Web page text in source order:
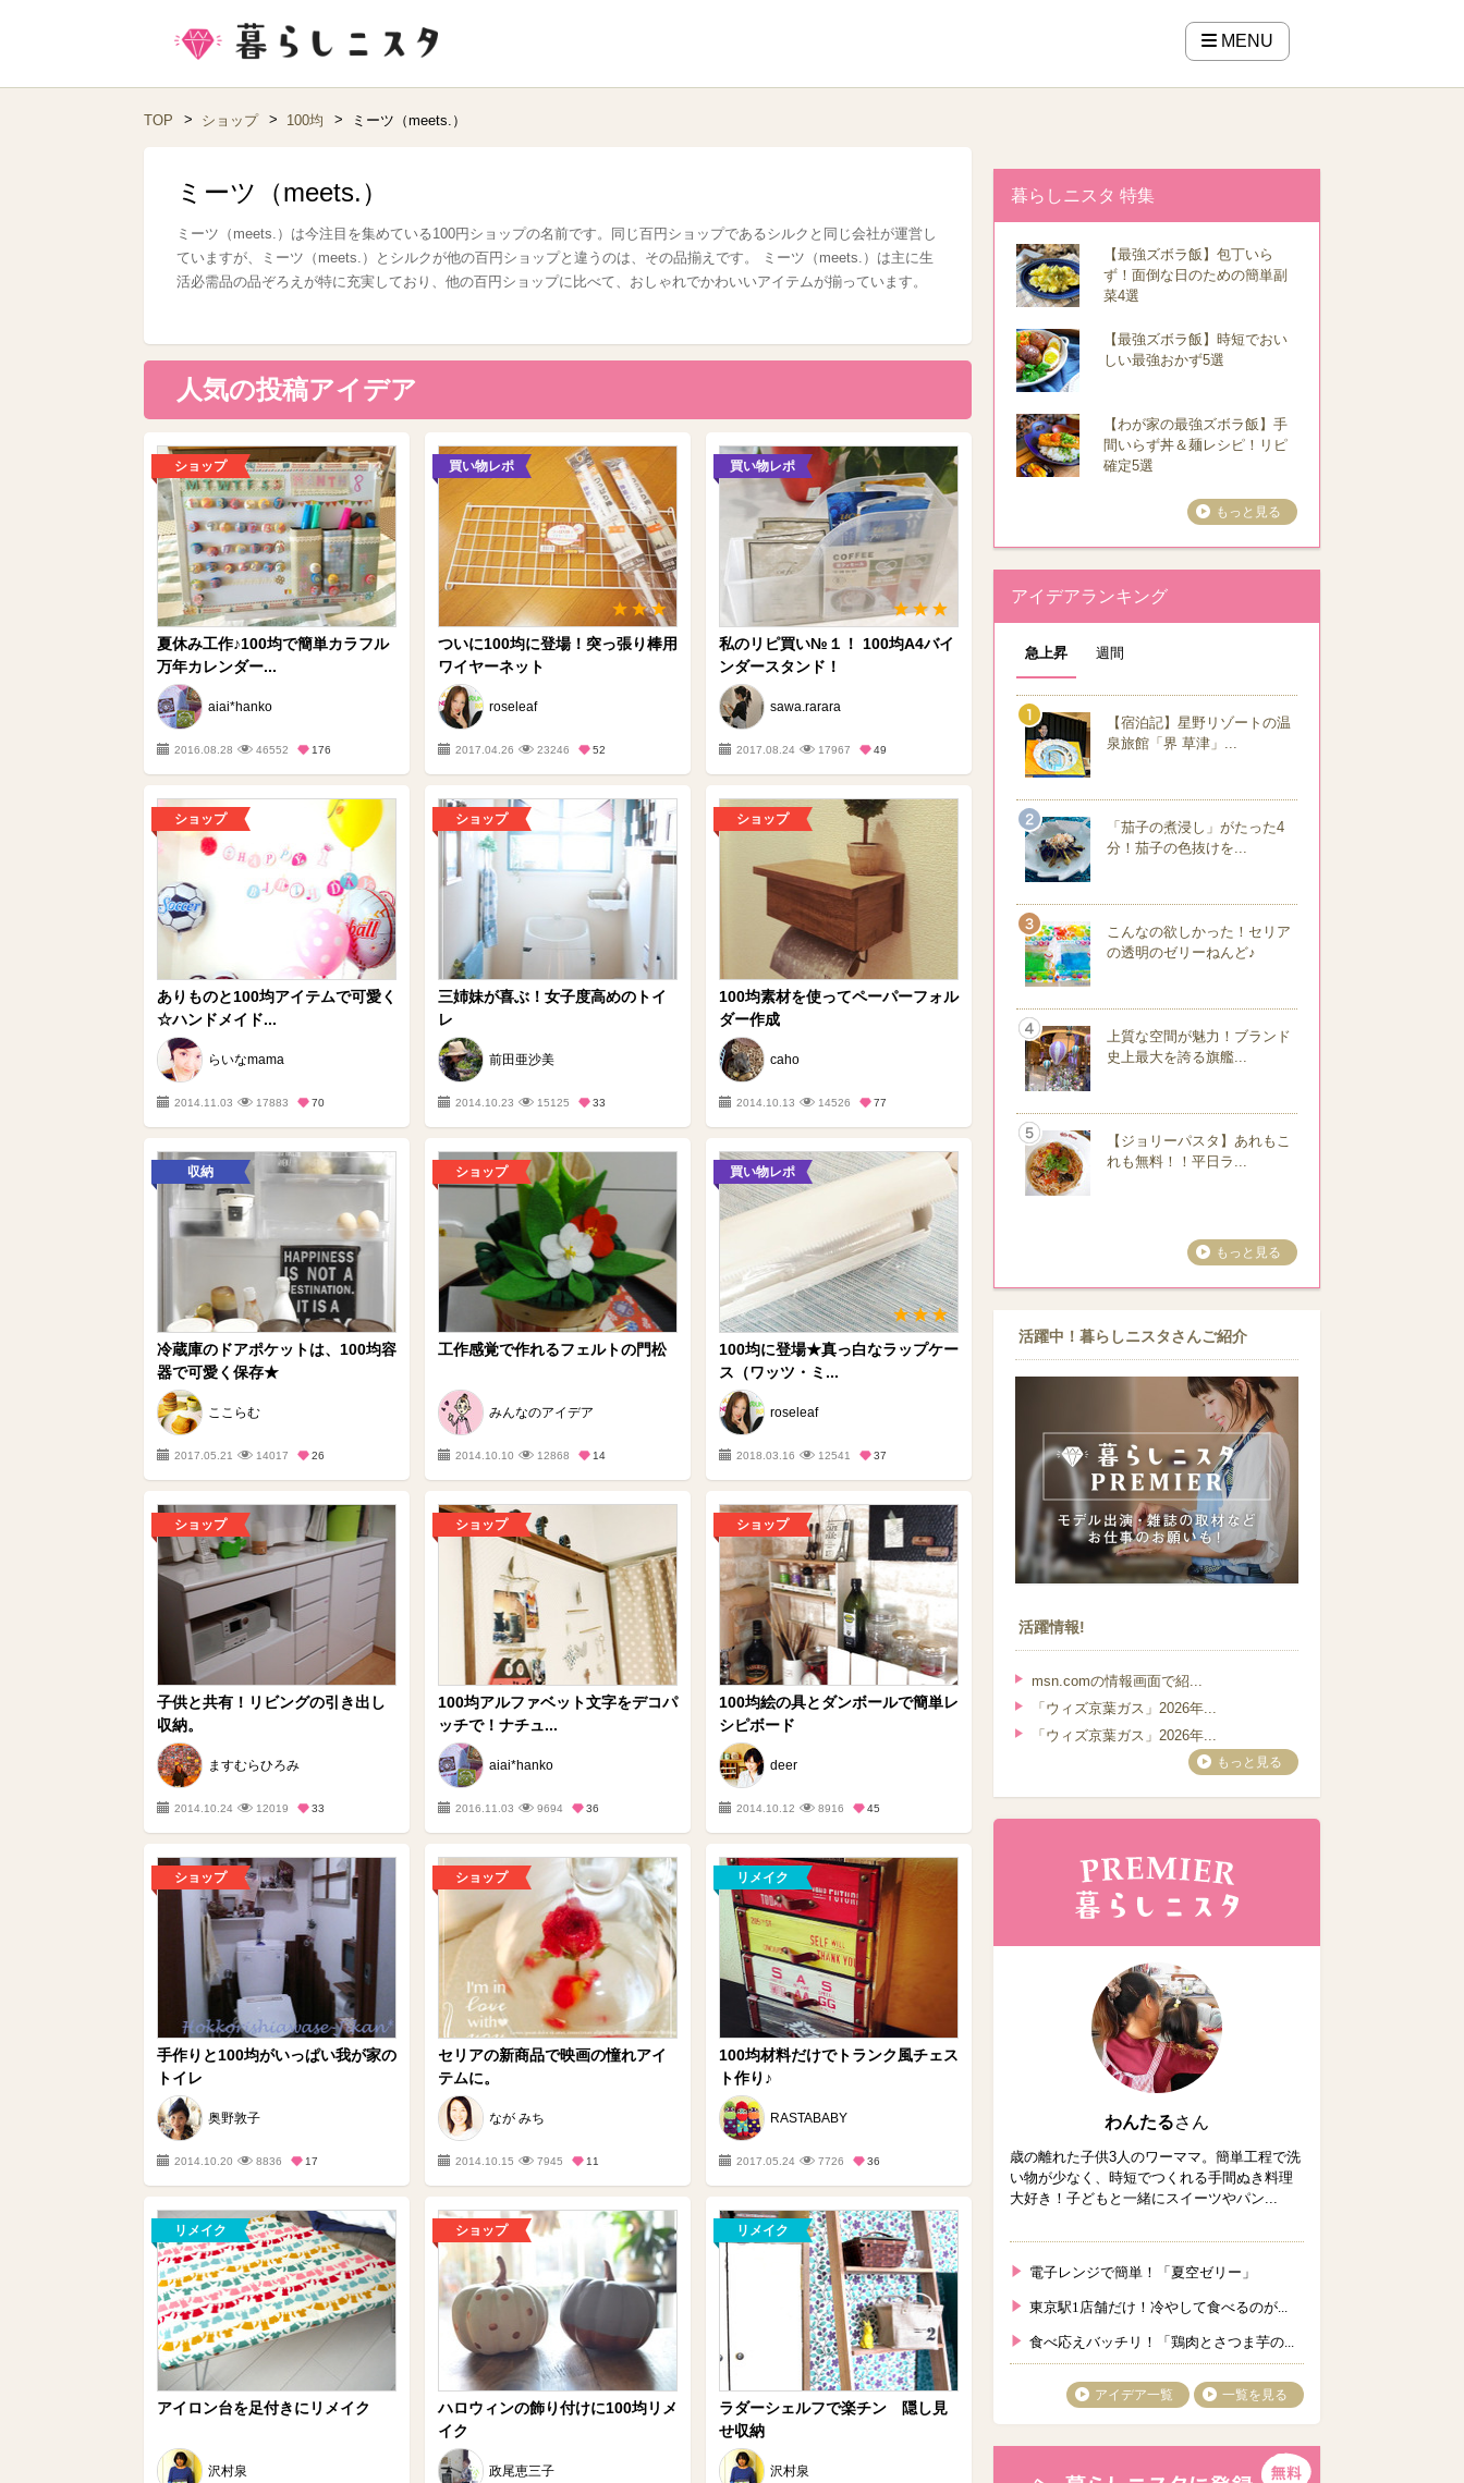
MENU
TOP ショップ 100均 ミーツ（meets.）
ミーツ（meets.）
ミーツ（meets.）は今注目を集めている100円ショップの名前です。同じ百円ショップであるシルクと同じ会社が運営し
ていますが、ミーツ（meets.）とシルクが他の百円ショップと違うのは、その品揃えです。 ミーツ（meets.）は主に生
活必需品の品ぞろえが特に充実しており、他の百円ショップに比べて、おしゃれでかわいいアイテムが揃っています。
人気の投稿アイデア
ショップ
夏休み工作♪100均で簡単カラフル
万年カレンダー...
aiai*hanko
2016.08.28 46552 176
買い物レポ
ついに100均に登場！突っ張り棒用
ワイヤーネット
roseleaf
2017.04.26 23246 52
買い物レポ
私のリピ買い№１！ 100均A4バイ
ンダースタンド！
sawa.rarara
2017.08.24 17967 49
ショップ
ありものと100均アイテムで可愛く
☆ハンドメイド...
らいなmama
2014.11.03 17883 70
ショップ
三姉妹が喜ぶ！女子度高めのトイ
レ
前田亜沙美
2014.10.23 15125 33
ショップ
100均素材を使ってペーパーフォル
ダー作成
caho
2014.10.13 14526 77
収納
冷蔵庫のドアポケットは、100均容
器で可愛く保存★
ここらむ
2017.05.21 14017 26
ショップ
工作感覚で作れるフェルトの門松
みんなのアイデア
2014.10.10 12868 14
買い物レポ
100均に登場★真っ白なラップケー
ス（ワッツ・ミ...
roseleaf
2018.03.16 12541 37
ショップ
子供と共有！リビングの引き出し
収納。
ますむらひろみ
2014.10.24 12019 33
ショップ
100均アルファベット文字をデコパ
ッチで！ナチュ...
aiai*hanko
2016.11.03 9694 36
ショップ
100均絵の具とダンボールで簡単レ
シピボード
deer
2014.10.12 8916 45
ショップ
手作りと100均がいっぱい我が家の
トイレ
奥野敦子
2014.10.20 8836 17
ショップ
セリアの新商品で映画の憧れアイ
テムに。
なが みち
2014.10.15 7945 11
リメイク
100均材料だけでトランク風チェス
ト作り♪
RASTABABY
2017.05.24 7726 36
リメイク
アイロン台を足付きにリメイク
沢村泉
ショップ
ハロウィンの飾り付けに100均リメ
イク
政尾恵三子
リメイク
ラダーシェルフで楽チン 隠し見
せ収納
沢村泉
暮らしニスタ 特集
【最強ズボラ飯】包丁いら
ず！面倒な日のための簡単副
菜4選
【最強ズボラ飯】時短でおい
しい最強おかず5選
【わが家の最強ズボラ飯】手
間いらず丼＆麺レシピ！リピ
確定5選
もっと見る
アイデアランキング
急上昇 週間
【宿泊記】星野リゾートの温
泉旅館「界 草津」...
「茄子の煮浸し」がたった4
分！茄子の色抜けを...
こんなの欲しかった！セリア
の透明のゼリーねんど♪
上質な空間が魅力！ブランド
史上最大を誇る旗艦...
【ジョリーパスタ】あれもこ
れも無料！！平日ラ...
もっと見る
活躍中！暮らしニスタさんご紹介
活躍情報!
msn.comの情報画面で紹...
「ウィズ京葉ガス」2026年...
「ウィズ京葉ガス」2026年...
もっと見る
わんたるさん
歳の離れた子供3人のワーママ。簡単工程で洗
い物が少なく、時短でつくれる手間ぬき料理
大好き！子どもと一緒にスイーツやパン...
電子レンジで簡単！「夏空ゼリー」
東京駅1店舗だけ！冷やして食べるのが...
食べ応えバッチリ！「鶏肉とさつま芋の...
アイデア一覧 一覧を見る